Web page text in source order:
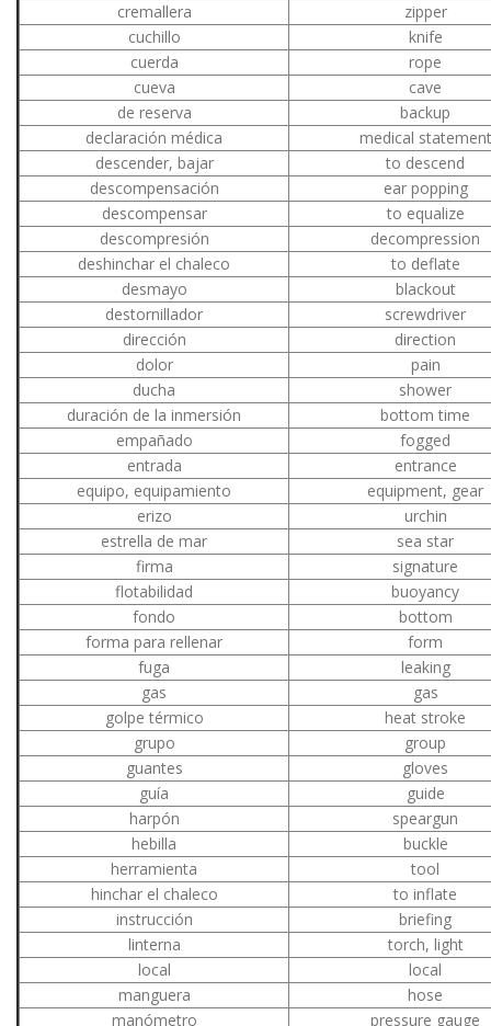
cremallera
zipper
cuchillo
knife
cuerda
rope
cueva
cave
de reserva
backup
declaración médica
medical statement
descender, bajar
to descend
descompensación
ear popping
descompensar
to equalize
descompresión
decompression
deshinchar el chaleco
to deflate
desmayo
blackout
destornillador
sсrewdriver
dirección
direction
dolor
pain
ducha
shower
duración de la inmersión
bottom time
empañado
fogged
entrada
entrance
equipo, equipamiento
equipment, gear
erizo
urchin
estrella de mar
sea star
firma
signature
flotabilidad
buoyancy
fondo
bottom
forma para rellenar
form
fuga
leaking
gas
gas
golpe térmico
heat stroke
grupo
group
guantes
gloves
guía
guide
harpón
speargun
hebilla
buckle
herramienta
tool
hinchar el chaleco
to inflate
instrucción
briefing
linterna
torch, light
local
local
manguera
hose
manómetro
pressure gauge